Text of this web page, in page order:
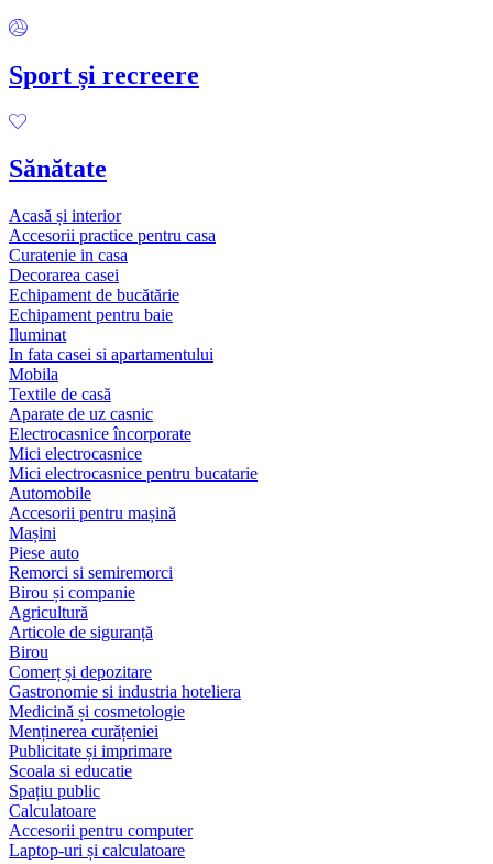
Sport și recreere
Sănătate
Acasă și interior
Accesorii practice pentru casa
Curatenie in casa
Decorarea casei
Echipament de bucătărie
Echipament pentru baie
Iluminat
In fata casei si apartamentului
Mobila
Textile de casă
Aparate de uz casnic
Electrocasnice încorporate
Mici electrocasnice
Mici electrocasnice pentru bucatarie
Automobile
Accesorii pentru mașină
Mașini
Piese auto
Remorci si semiremorci
Birou și companie
Agricultură
Articole de siguranță
Birou
Comerț și depozitare
Gastronomie si industria hoteliera
Medicină și cosmetologie
Menținerea curățeniei
Publicitate și imprimare
Scoala si educatie
Spațiu public
Calculatoare
Accesorii pentru computer
Laptop-uri și calculatoare